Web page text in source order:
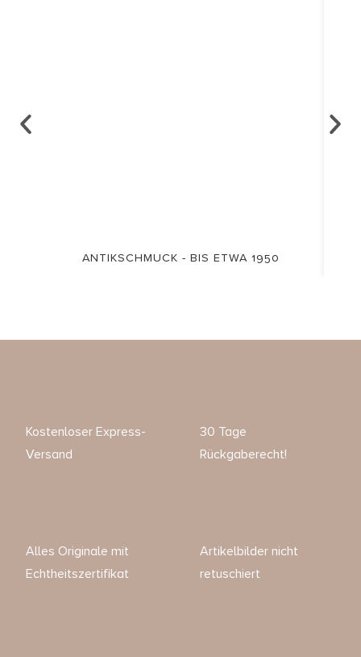
ANTIKSCHMUCK - BIS ETWA 1950
Kostenloser Express-
Versand
30 Tage
Rückgaberecht!
Alles Originale mit
Echtheitszertifikat
Artikelbilder nicht
retuschiert